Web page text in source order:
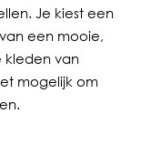
Je kiest een
een mooie,
kleden van
mogelijk om